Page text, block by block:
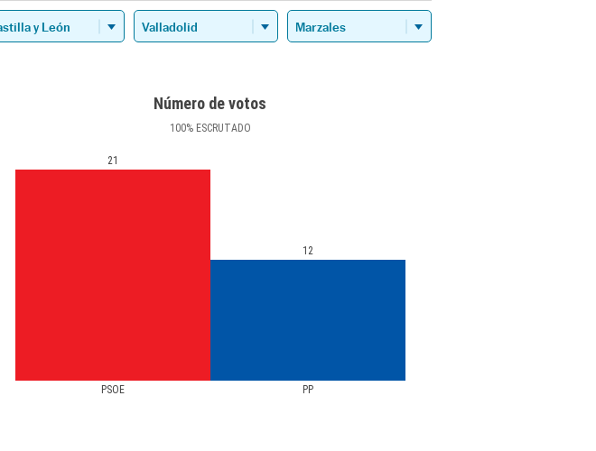
Número de votos
100%ESCRUTADO
PSOE PP
21
12